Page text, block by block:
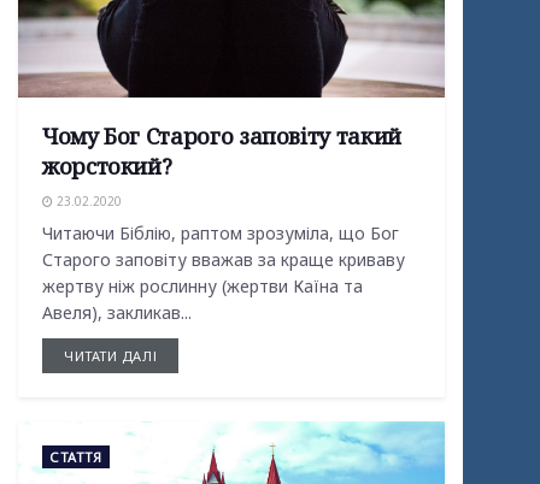
Чому Бог Старого заповіту такий
жорстокий?
23.02.2020
Читаючи Біблію, раптом зрозуміла, що Бог
Старого заповіту вважав за краще криваву
жертву ніж рослинну (жертви Каїна та
Авеля), закликав...
ЧИТАТИ ДАЛІ
СТАТТЯ